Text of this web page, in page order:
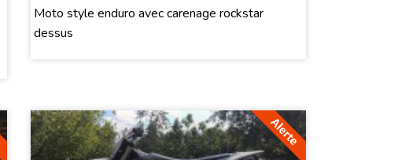
Moto style enduro avec carenage rockstar
dessus